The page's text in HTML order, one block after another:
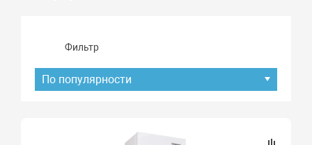
Фильтр
По популярности